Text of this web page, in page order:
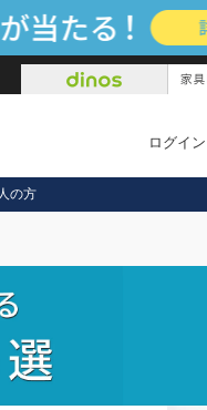
ログイン
の方